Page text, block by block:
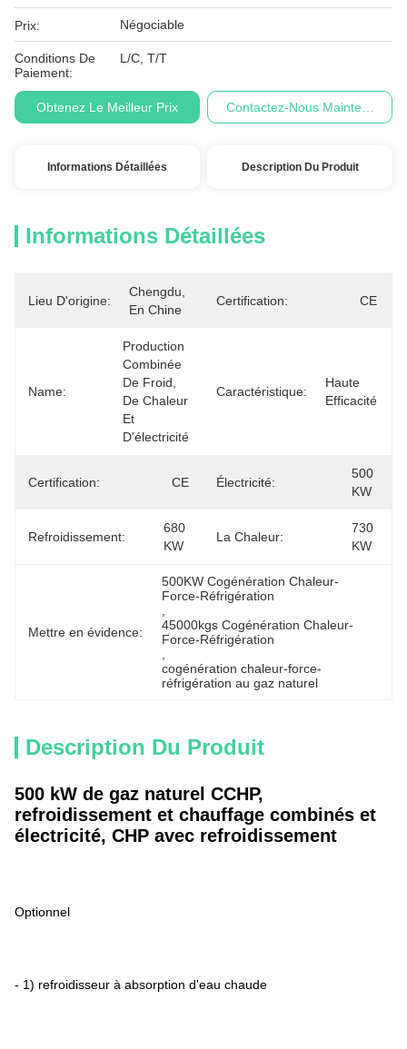
Prix: Négociable
Conditions De
Paiement:
L/C, T/T
Obtenez Le Meilleur Prix Contactez-Nous Maintenant
Informations Détaillées Description Du Produit
Informations Détaillées
Lieu D'origine:
Chengdu,
En Chine
Certification: CE
Name:
Production
Combinée
De Froid,
De Chaleur
Et
D'électricité
Caractéristique:
Haute
Efficacité
Certification: CE Électricité:
500
KW
Refroidissement:
680
KW
La Chaleur:
730
KW
Mettre en évidence:
500KW Cogénération Chaleur-
Force-Réfrigération
45000kgs Cogénération Chaleur-
Force-Réfrigération
cogénération chaleur-force-
réfrigération au gaz naturel
Description Du Produit
500 kW de gaz naturel CCHP,
refroidissement et chauffage combinés et
électricité, CHP avec refroidissement
Optionnel
- 1) refroidisseur à absorption d'eau chaude